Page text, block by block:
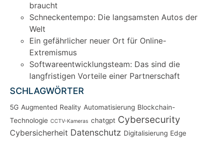
braucht
Schneckentempo: Die langsamsten Autos der
Welt
Ein gefährlicher neuer Ort für Online-
Extremismus
Softwareentwicklungsteam: Das sind die
langfristigen Vorteile einer Partnerschaft
SCHLAGWÖRTER
5G Augmented Reality Automatisierung Blockchain-
Technologie CCTV-Kameras chatgpt Cybersecurity
Cybersicherheit Datenschutz Digitalisierung Edge